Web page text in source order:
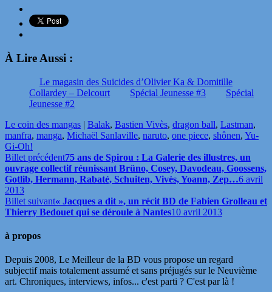
À Lire Aussi :
Le magasin des Suicides d’Olivier Ka & Domitille
Collardey – Delcourt
Spécial Jeunesse #3
Spécial
Jeunesse #2
Le coin des mangas | Balak, Bastien Vivès, dragon ball, Lastman,
manfra, manga, Michaël Sanlaville, naruto, one piece, shônen, Yu-
Gi-Oh!
Billet précédent75 ans de Spirou : La Galerie des illustres, un
ouvrage collectif réunissant Brüno, Cosey, Davodeau, Goossens,
Gotlib, Hermann, Rabaté, Schuiten, Vivès, Yoann, Zep…6 avril
2013
Billet suivant« Jacques a dit », un récit BD de Fabien Grolleau et
Thierry Bedouet qui se déroule à Nantes10 avril 2013
à propos
Depuis 2008, Le Meilleur de la BD vous propose un regard
subjectif mais totalement assumé et sans préjugés sur le Neuvième
art. Chroniques, interviews, infos... c'est parti ? C'est par là !